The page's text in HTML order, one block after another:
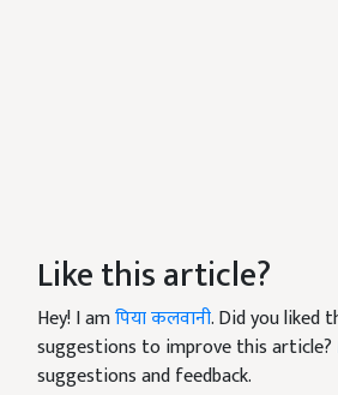
Like this article?
Hey! I amपिया कलवानी. Did you liked
suggestions to improve this article?
suggestions and feedback.